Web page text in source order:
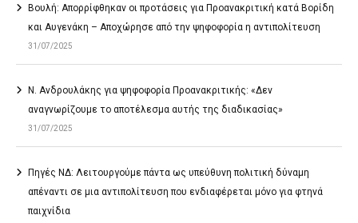
Βουλή: Απορρίφθηκαν οι προτάσεις για Προανακριτική κατά Βορίδη
και Αυγενάκη – Αποχώρησε από την ψηφοφορία η αντιπολίτευση
31/07/2025
Ν. Ανδρουλάκης για ψηφοφορία Προανακριτικής: «Δεν
αναγνωρίζουμε το αποτέλεσμα αυτής της διαδικασίας»
31/07/2025
Πηγές ΝΔ: Λειτουργούμε πάντα ως υπεύθυνη πολιτική δύναμη
απέναντι σε μια αντιπολίτευση που ενδιαφέρεται μόνο για φτηνά
παιχνίδια